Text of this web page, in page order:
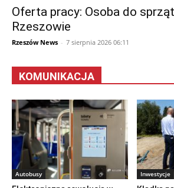
Oferta pracy: Osoba do
Rzeszowie
Rzeszów News - 7 sierpnia 2026 06:11
KOMUNIKACJA
Autobusy Inwestycje